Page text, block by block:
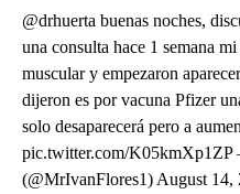
@drhuerta buenas noches,
una consulta hace 1 semana
muscular y empezaron
dijeron es por vacuna Pfizer
solo desaparecerá pero a
pic.twitter.com/
(@MrIvanFlores1) August 14,